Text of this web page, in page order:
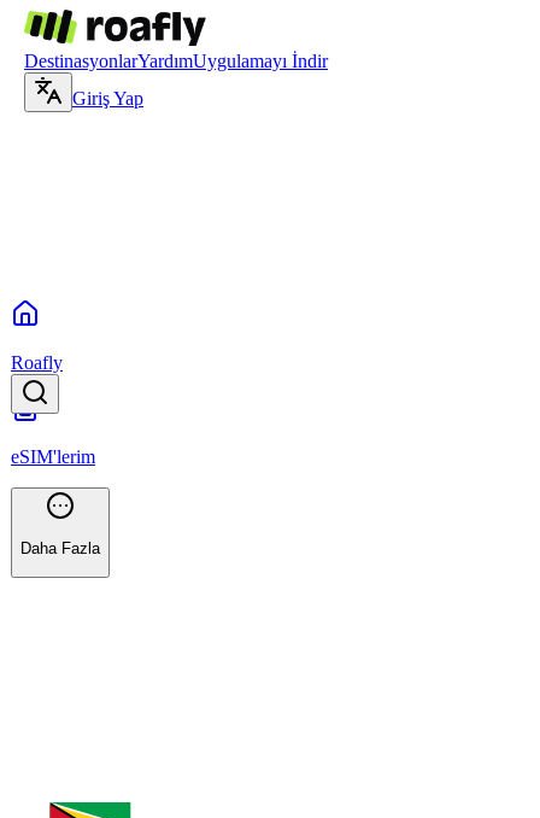
DestinasyonlarYardımUygulamayı İndir
Giriş Yap
Roafly
eSIM'lerim
Daha Fazla